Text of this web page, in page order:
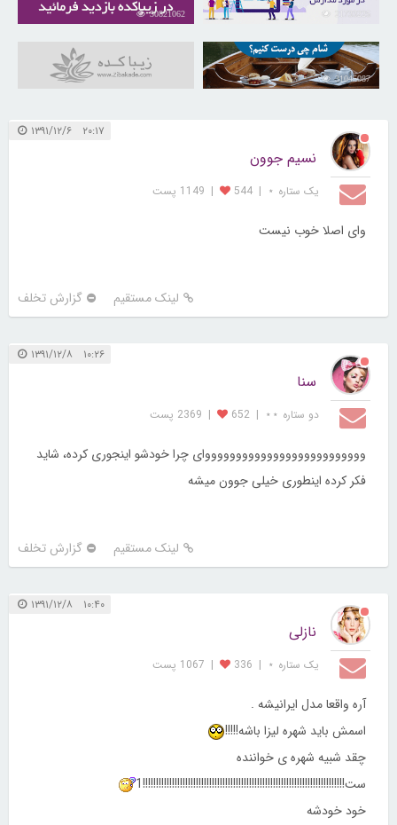
30821062
31045087
۲۰:۱۷ ۱۳۹۱/۱۲/۶
نسیم جوون
یک ستاره ⋆ |
544
| 1149 پست
وای اصلا خوب نیست
لینک مستقیم گزارش تخلف
۱۰:۲۶ ۱۳۹۱/۱۲/۸
سنا
دو ستاره ⋆⋆ |
652
| 2369 پست
ووووووووووووووووووووووووووای چرا خودشو اینجوری کرده، شاید
فکر کرده اینطوری خیلی جوون میشه
لینک مستقیم گزارش تخلف
۱۰:۴۰ ۱۳۹۱/۱۲/۸
نازلی
یک ستاره ⋆ |
336
| 1067 پست
آره واقعا مدل ایرانیشه .
اسمش باید شهره لیزا باشه!!!!!
چقد شبیه شهره ی خواننده
ست!!!!!!!!!!!!!!!!!!!!!!!!!!!!!!!!!!!!!!!!!!!!!!!!!!!!!!!!!!!!!!!!!!!!!!!!!!!!1
خود خودشه